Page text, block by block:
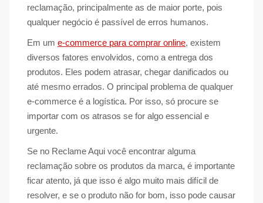
reclamação, principalmente as de maior porte, pois
qualquer negócio é passível de erros humanos.
Em um e-commerce para comprar online, existem
diversos fatores envolvidos, como a entrega dos
produtos. Eles podem atrasar, chegar danificados ou
até mesmo errados. O principal problema de qualquer
e-commerce é a logística. Por isso, só procure se
importar com os atrasos se for algo essencial e
urgente.
Se no Reclame Aqui você encontrar alguma
reclamação sobre os produtos da marca, é importante
ficar atento, já que isso é algo muito mais difícil de
resolver, e se o produto não for bom, isso pode causar